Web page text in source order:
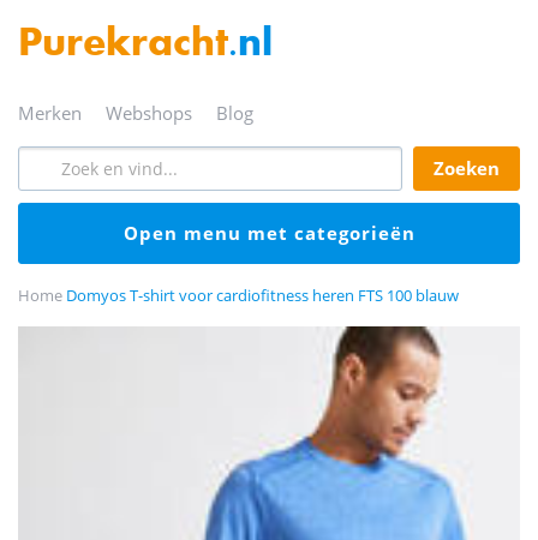
Purekracht.nl
merken webshops blog
zoeken
open menu met categorieën
Home Domyos T-shirt voor cardiofitness heren FTS 100 blauw